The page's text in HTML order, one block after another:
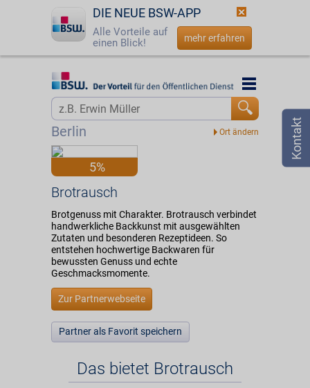
DIE NEUE BSW-APP
Alle Vorteile auf
einen Blick!
mehr erfahren
Startseite
Login
Berlin
Startseite
5%
Brotrausch
Brotgenuss mit Charakter. Brotrausch verbindet
handwerkliche Backkunst mit ausgewählten
Zutaten und besonderen Rezeptideen. So
entstehen hochwertige Backwaren für
bewussten Genuss und echte
Geschmacksmomente.
Zur Partnerwebseite
Partner als Favorit speichern
Das bietet Brotrausch